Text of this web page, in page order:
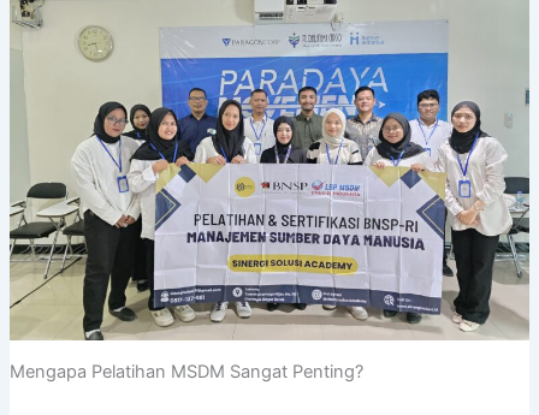
Mengapa Pelatihan MSDM Sangat Penting?